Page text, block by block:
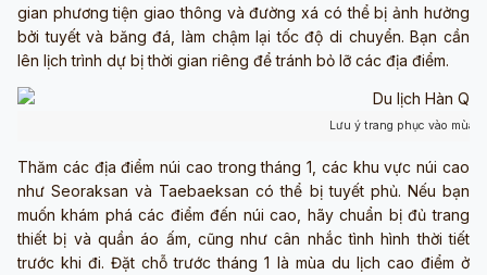
gian phương tiện giao thông và đường xá có thể bị ảnh hưởng
bởi tuyết và băng đá, làm chậm lại tốc độ di chuyển. Bạn cần
lên lịch trình dự bị thời gian riêng để tránh bỏ lỡ các địa điểm.
Lưu ý trang phục vào mùa
Thăm các địa điểm núi cao trong tháng 1, các khu vực núi cao
như Seoraksan và Taebaeksan có thể bị tuyết phủ. Nếu bạn
muốn khám phá các điểm đến núi cao, hãy chuẩn bị đủ trang
thiết bị và quần áo ấm, cũng như cân nhắc tình hình thời tiết
trước khi đi. Đặt chỗ trước tháng 1 là mùa du lịch cao điểm ở